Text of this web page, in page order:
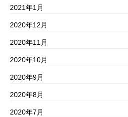
2021年1月
2020年12月
2020年11月
2020年10月
2020年9月
2020年8月
2020年7月